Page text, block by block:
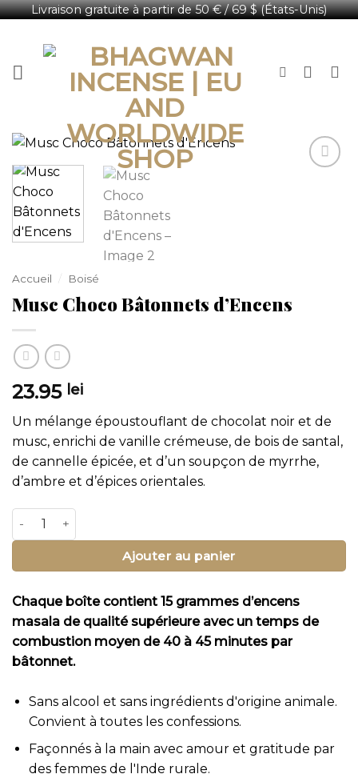
Livraison gratuite à partir de 50 € / 69 $ (États-Unis)
contenu
Accueil Boisé
Musc Choco Bâtonnets d’Encens
23.95 lei
Un mélange époustouflant de chocolat noir et de
musc, enrichi de vanille crémeuse, de bois de santal,
de cannelle épicée, et d’un soupçon de myrrhe,
d’ambre et d’épices orientales.
quantité de Musc Choco Bâtonnets d'Encens
Ajouter au panier
Chaque boîte contient 15 grammes d’encens
masala de qualité supérieure avec un temps de
combustion moyen de 40 à 45 minutes par
bâtonnet.
Sans alcool et sans ingrédients d'origine animale.
Convient à toutes les confessions.
Façonnés à la main avec amour et gratitude par
des femmes de l'Inde rurale.